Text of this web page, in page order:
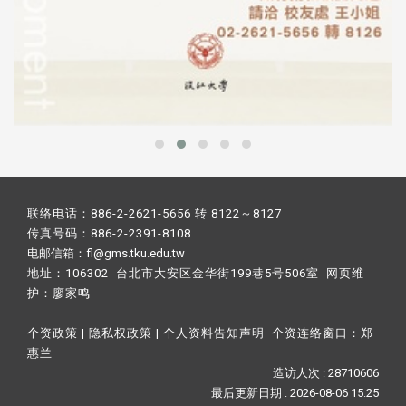
联络电话：886-2-2621-5656 转 8122～8127
传真号码：886-2-2391-8108
电邮信箱：fl@gms.tku.edu.tw
地址：106302 台北市大安区金华街199巷5号506室 网页维
护： 廖家鸣​
个资政策 | 隐私权政策 | 个人资料告知声明 个资连络窗口： 郑
惠兰
造访人次 : 28710606
最后更新日期 :2026-08-06 15:25